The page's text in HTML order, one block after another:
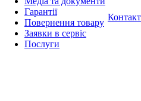
Гарантії
Повернення товару
Заявки в сервіс
Послуги